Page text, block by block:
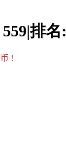
559|排名:
！